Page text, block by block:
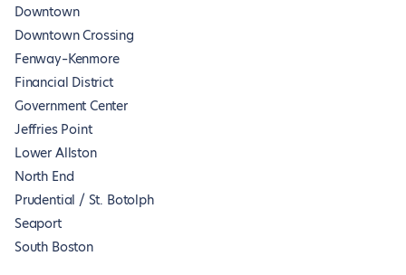
Downtown
Downtown Crossing
Fenway–Kenmore
Financial District
Government Center
Jeffries Point
Lower Allston
North End
Prudential / St. Botolph
Seaport
South Boston